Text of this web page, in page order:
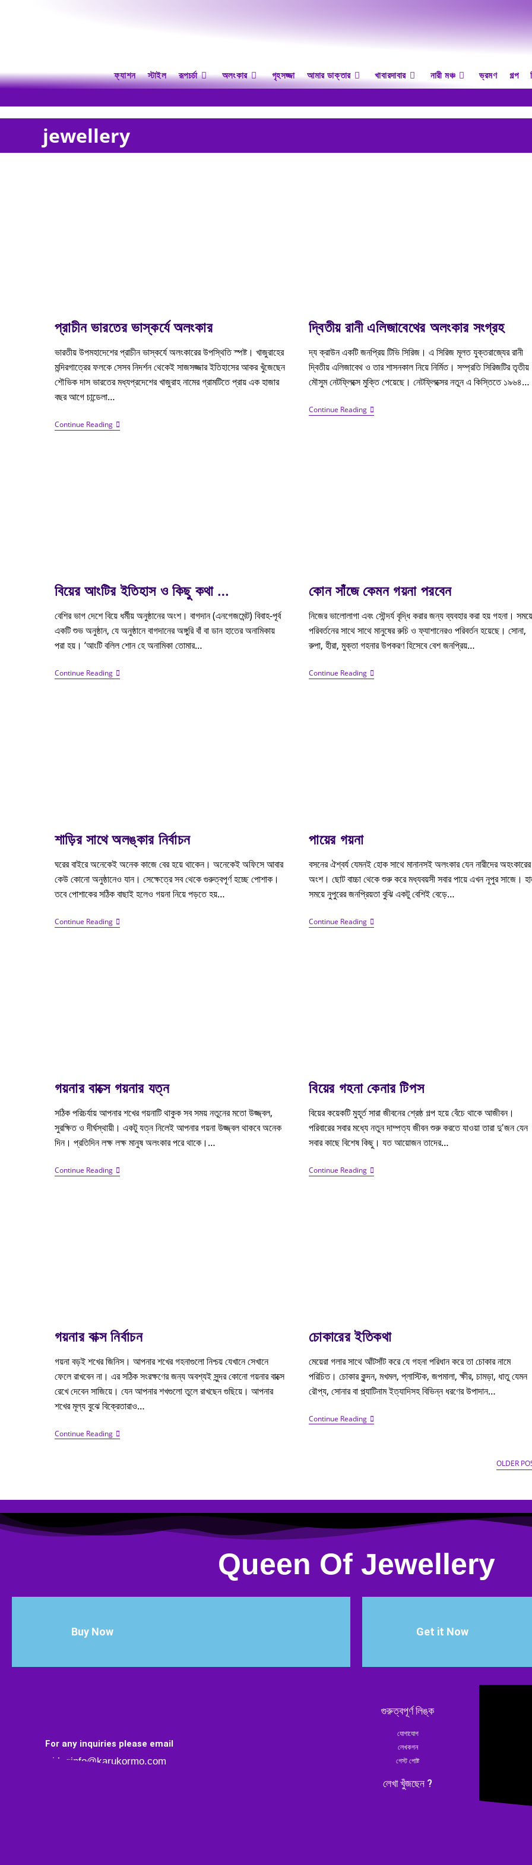
ফ্যাশন স্টাইল রূপচর্চা অলংকার গৃহসজ্জা আমার ডাক্তার খাবারদাবার নারী মঞ্চ ভ্রমণ গল্প
jewellery
প্রাচীন ভারতের ভাস্কর্যে অলংকার
ভারতীয় উপমহাদেশের প্রাচীন ভাস্কর্যে অলংকারের উপস্থিতি স্পষ্ট। খাজুরাহের
মন্দিরগাত্রের ফলকে সেসব নিদর্শন থেকেই সাজসজ্জার ইতিহাসের আকর খুঁজেছেন
শৌভিক দাস ভারতের মধ্যপ্রদেশের খাজুরাহ নামের গ্রামটিতে প্রায় এক হাজার
বছর আগে চান্ডেলা…
Continue Reading
দ্বিতীয় রানী এলিজাবেথের অলংকার সংগ্রহ
দ্য ক্রাউন একটি জনপ্রিয় টিভি সিরিজ। এ সিরিজ মূলত যুক্তরাজ্যের রানী
দ্বিতীয় এলিজাবেথ ও তার শাসনকাল নিয়ে নির্মিত। সম্প্রতি সিরিজটির তৃতীয়
মৌসুম নেটফ্লিক্সে মুক্তি পেয়েছে। নেটফ্লিক্সের নতুন এ কিস্তিতে ১৯৬৪…
Continue Reading
বিয়ের আংটির ইতিহাস ও কিছু কথা …
বেশির ভাগ দেশে বিয়ে ধর্মীয় অনুষ্ঠানের অংশ। বাগদান (এনগেজমেন্ট) বিবাহ-পূর্ব
একটি শুভ অনুষ্ঠান, যে অনুষ্ঠানে বাগদানের অঙ্গুরি বাঁ বা ডান হাতের অনামিকায়
পরা হয়। ‘আংটি বলিল শোন হে অনামিকা তোমার…
Continue Reading
কোন সাঁজে কেমন গয়না পরবেন
নিজের ভালোলাগা এবং সৌন্দর্য বৃদ্ধি করার জন্য ব্যবহার করা হয় গহনা।
পরিবর্তনের সাথে সাথে মানুষের রুচি ও ফ্যাশানেরও পরিবর্তন হয়েছে। সোনা,
রুপা, হীরা, মুক্তা গহনার উপকরণ হিসেবে বেশ জনপ্রিয়…
Continue Reading
শাড়ির সাথে অলঙ্কার নির্বাচন
ঘরের বাইরে অনেকেই অনেক কাজে বের হয়ে থাকেন। অনেকেই অফিসে আবার
কেউ কোনো অনুষ্ঠানেও যান। সেক্ষেত্রে সব থেকে গুরুত্বপূর্ণ হচ্ছে পোশাক।
তবে পোশাকের সঠিক বাছাই হলেও গয়না নিয়ে পড়তে হয়…
Continue Reading
পায়ের গয়না
বসনের ঐশ্বর্য যেমনই হোক সাথে মানানসই অলংকার যেন নারীদের অহংকারের
অংশ। ছোট বাচ্চা থেকে শুরু করে মধ্যবয়সী সবার পায়ে এখন নূপুর সাজে।
সময়ে নুপুরের জনপ্রিয়তা বুঝি একটু বেশিই বেড়ে…
Continue Reading
গয়নার বাক্সে গয়নার যত্ন
সঠিক পরিচর্যায় আপনার শখের গয়নাটি থাকুক সব সময় নতুনের মতো উজ্জ্বল,
সুরক্ষিত ও দীর্ঘস্থায়ী। একটু যত্ন নিলেই আপনার গয়না উজ্জ্বল থাকবে অনেক
দিন। প্রতিদিন লক্ষ লক্ষ মানুষ অলংকার পরে থাকে।…
Continue Reading
বিয়ের গহনা কেনার টিপস
বিয়ের কয়েকটি মুহূর্ত সারা জীবনের শ্রেষ্ঠ গল্প হয়ে বেঁচে থাকে আজীবন।
পরিবারের সবার মধ্যে নতুন দাম্পত্য জীবন শুরু করতে যাওয়া তারা দু'জন যেন
সবার কাছে বিশেষ কিছু। যত আয়োজন তাদের…
Continue Reading
গয়নার বাক্স নির্বাচন
গয়না বড়ই শখের জিনিস। আপনার শখের গহনাগুলো নিশ্চয় যেখানে সেখানে
ফেলে রাখবেন না। এর সঠিক সংরক্ষণের জন্য অবশ্যই সুন্দর কোনো গয়নার বাক্সে
রেখে দেবেন সাজিয়ে। যেন আপনার শখগুলো তুলে রাখছেন গুছিয়ে। আপনার
শখের মূল্য বুঝে বিক্রেতারাও…
Continue Reading
চোকারের ইতিকথা
মেয়েরা গলার সাথে আঁটসাঁট করে যে গহনা পরিধান করে তা চোকার নামে
পরিচিত। চোকার কুন্দন, মখমল, প্লাস্টিক, জপমালা, ক্ষীর, চামড়া, ধাতু যেমন
রৌপ্য, সোনার বা প্ল্যাটিনাম ইত্যাদিসহ বিভিন্ন ধরণের উপাদান…
Continue Reading
OLDER
Queen Of Jewellery
Buy Now Get it Now
For any inquiries please email
bloginfo@karukormo.com
গুরুত্বপূর্ণ লিঙ্ক
যোগাযোগ
লেখকগন
গেস্ট পোষ্ট
লেখা খুঁজছেন ?